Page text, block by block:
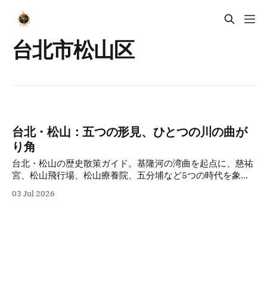
台北市松山区
台北・松山：五つの形見、ひとつの川の曲が
り角
台北・松山の歴史散策ガイド。基隆河の湾曲を起点に、慈祐
宮、松山飛行場、松山療養院、五分埔など5つの時代を象徴
五感の旅を通じて、三百年にわたる多次元的な都市の変遷を
03 Jul 2026